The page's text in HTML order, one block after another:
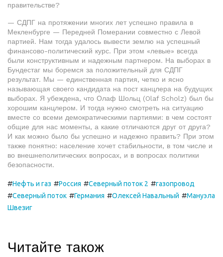
правительстве?
— СДПГ на протяжении многих лет успешно правила в
Мекленбурге — Передней Померании совместно с Левой
партией. Нам тогда удалось вывести землю на успешный
финансово-политический курс. При этом «левые» всегда
были конструктивным и надежным партнером. На выборах в
Бундестаг мы боремся за положительный для СДПГ
результат. Мы — единственная партия, четко и ясно
называющая своего кандидата на пост канцлера на будущих
выборах. Я убеждена, что Олаф Шольц (Olaf Scholz) был бы
хорошим канцлером. И тогда нужно смотреть на ситуацию
вместе со всеми демократическими партиями: в чем состоят
общие для нас моменты, а какие отличаются друг от друга?
И как можно было бы успешно и надежно править? При этом
также понятно: население хочет стабильности, в том числе и
во внешнеполитических вопросах, и в вопросах политики
безопасности.
#Нефть и газ #Россия #Северный поток 2 #газопровод
#Северный поток #Германия #Олексей Навальный #Мануэла
Швезиг
Читайте також